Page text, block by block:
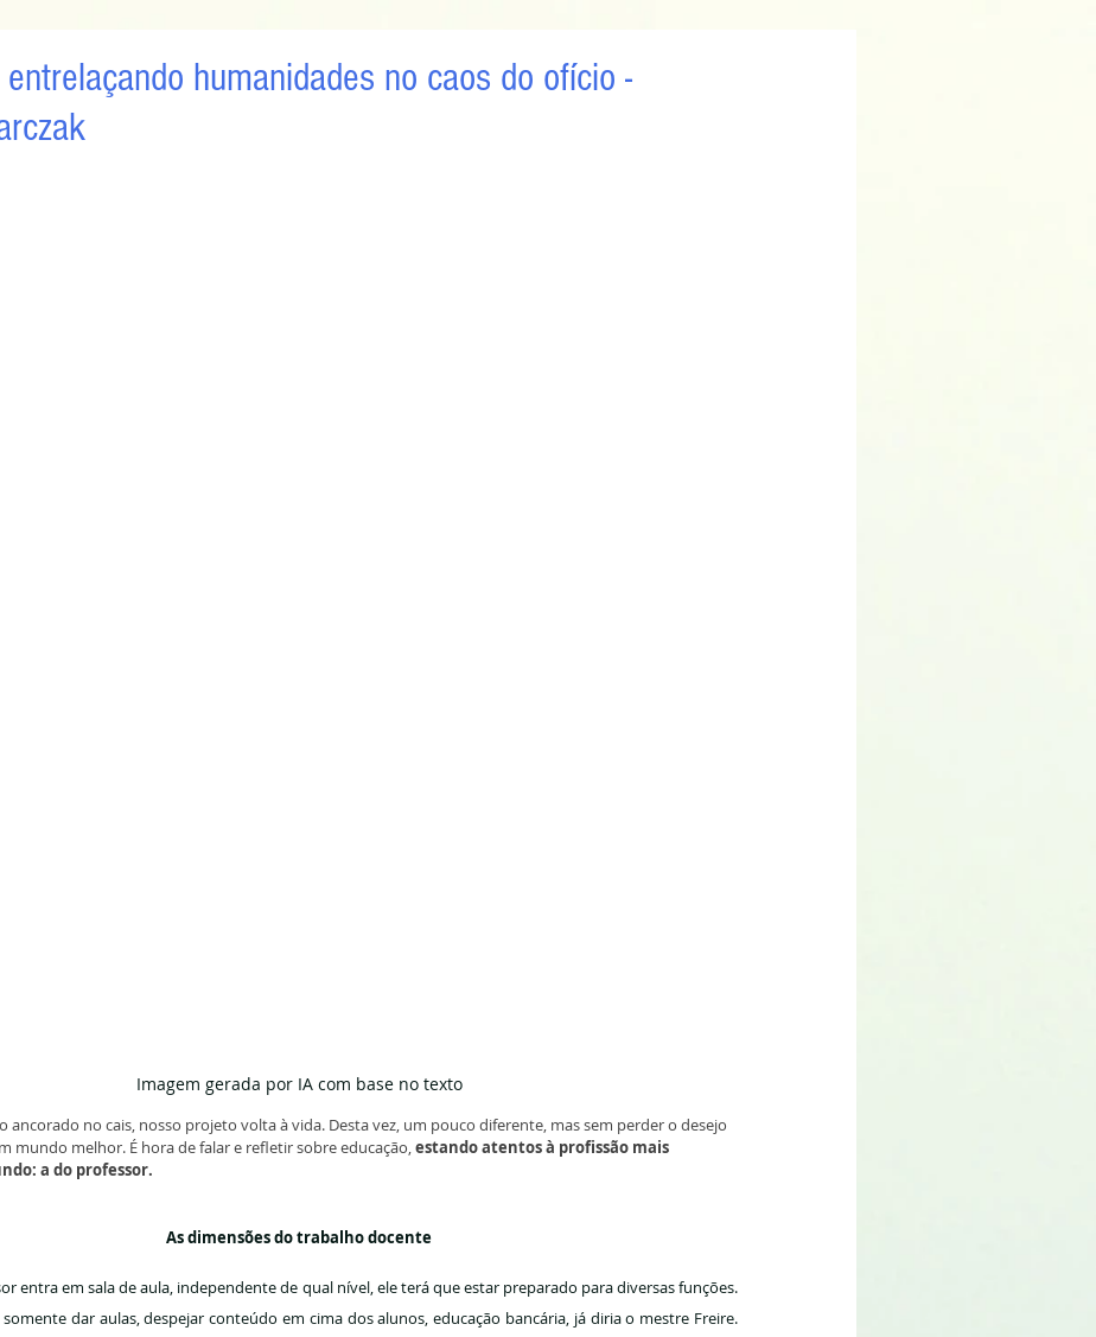
humanidades no caos do ofício -
Imagem gerada por IA com base no texto
ancorado no cais, nosso projeto volta à vida. Desta vez, um pouco diferente, mas sem perder o desejo
mundo melhor. É hora de falar e refletir sobre educação, estando atentos à profissão mais
a do professor.
As dimensões do trabalho docente
entra em sala de aula, independente de qual nível, ele terá que estar preparado para diversas funções.
dar aulas, despejar conteúdo em cima dos alunos, educação bancária, já diria o mestre Freire.